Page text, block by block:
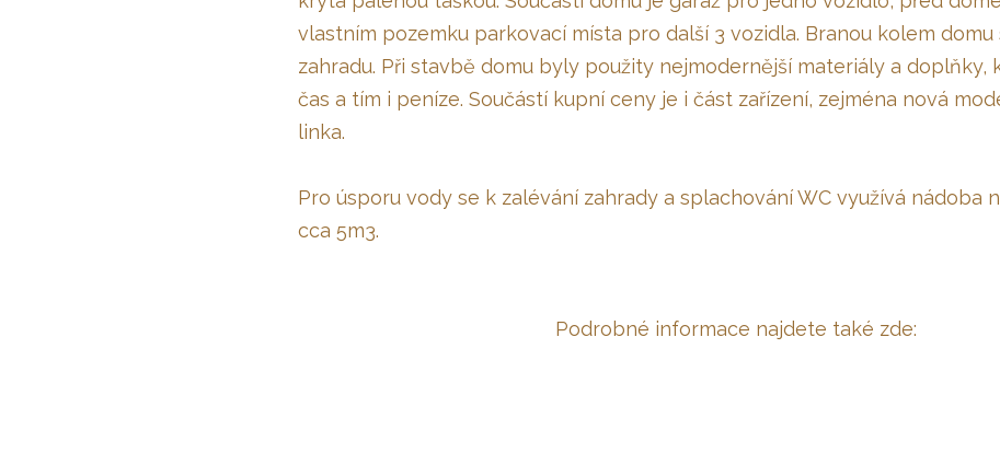
vlastním pozemku parkovací místa pro další 3 vozidla. Branou kolem domu
zahradu. Při stavbě domu byly použity nejmodernější materiály a doplňky,
čas a tím i peníze. Součástí kupní ceny je i část zařízení, zejména nová
linka.
Pro úsporu vody se k zalévání zahrady a splachování WC využívá nádoba
cca 5m3.
Podrobné informace najdete také zde: